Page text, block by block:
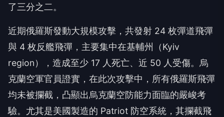
了三分之二。
近期俄羅斯發動大規模攻擊，共發射 24 枚彈道飛彈
與 4 枚反艦飛彈，主要集中在基輔州（Kyiv
region），造成至少 17 人死亡、近 50 人受傷。烏
克蘭空軍官員證實，在此次攻擊中，所有俄羅斯飛彈
均未被攔截，凸顯出烏克蘭空防能力面臨的嚴峻考
驗。尤其是美國製造的 Patriot 防空系統，其攔截飛